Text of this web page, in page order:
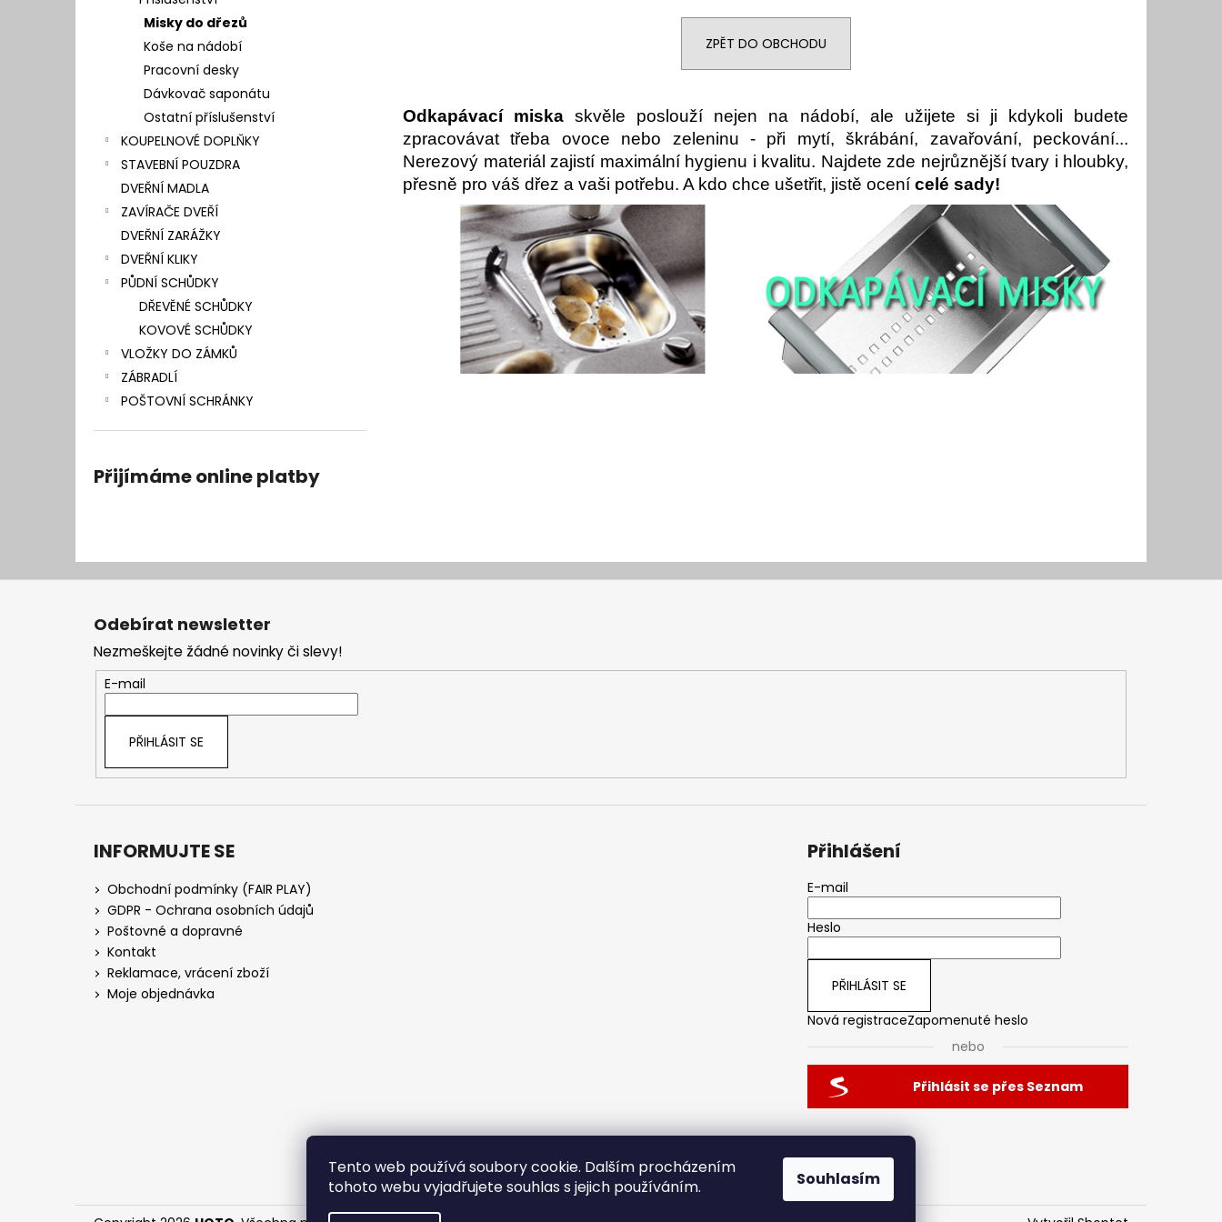
Tento web používá soubory cookie. Dalším procházením
tohoto webu vyjadřujete souhlas s jejich používáním.
Souhlasím
Misky do dřezů
Koše na nádobí
Pracovní desky
Dávkovač saponátu
Ostatní příslušenství
KOUPELNOVÉ DOPLŇKY
STAVEBNÍ POUZDRA
DVEŘNÍ MADLA
ZAVÍRAČE DVEŘÍ
DVEŘNÍ ZARÁŽKY
DVEŘNÍ KLIKY
PŮDNÍ SCHŮDKY
DŘEVĚNÉ SCHŮDKY
KOVOVÉ SCHŮDKY
VLOŽKY DO ZÁMKŮ
ZÁBRADLÍ
POŠTOVNÍ SCHRÁNKY
Přijímáme online platby
ZPĚT DO OBCHODU
Odkapávací miska skvěle poslouží nejen na nádobí, ale užijete si ji kdykoli budete
zpracovávat třeba ovoce nebo zeleninu - při mytí, škrábání, zavařování, peckování...
Nerezový materiál zajistí maximální hygienu i kvalitu. Najdete zde nejrůznější tvary i hloubky,
přesně pro váš dřez a vaši potřebu. A kdo chce ušetřit, jistě ocení celé sady!
Z
Odebírat newsletter
Nezmeškejte žádné novinky či slevy!
E-mail
PŘIHLÁSIT SE
INFORMUJTE SE
Obchodní podmínky (FAIR PLAY)
GDPR - Ochrana osobních údajů
Poštovné a dopravné
Kontakt
Reklamace, vrácení zboží
Moje objednávka
Přihlášení
E-mail
Heslo
PŘIHLÁSIT SE
Nová registraceZapomenuté heslo
nebo
Přihlásit se přes Seznam
Dveřní kování Stavební pouzdro